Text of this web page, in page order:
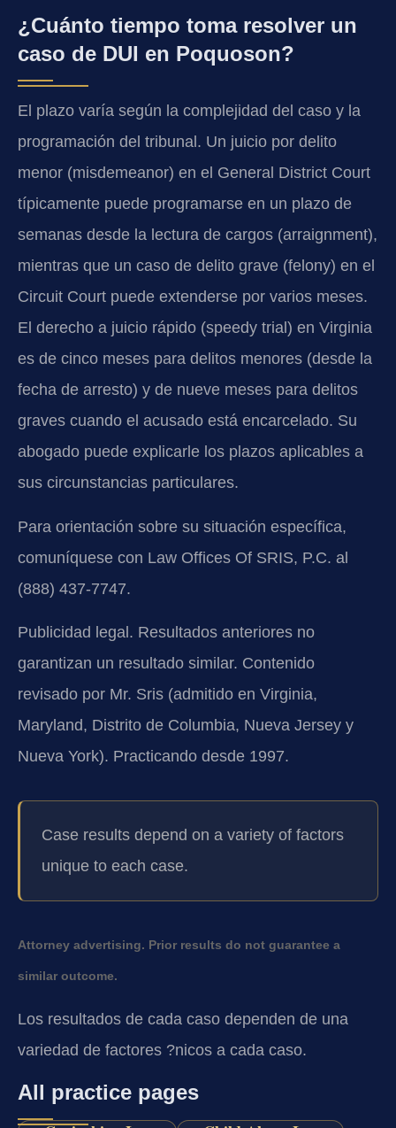
¿Cuánto tiempo toma resolver un
caso de DUI en Poquoson?
El plazo varía según la complejidad del caso y la
programación del tribunal. Un juicio por delito
menor (misdemeanor) en el General District Court
típicamente puede programarse en un plazo de
semanas desde la lectura de cargos (arraignment),
mientras que un caso de delito grave (felony) en el
Circuit Court puede extenderse por varios meses.
El derecho a juicio rápido (speedy trial) en Virginia
es de cinco meses para delitos menores (desde la
fecha de arresto) y de nueve meses para delitos
graves cuando el acusado está encarcelado. Su
abogado puede explicarle los plazos aplicables a
sus circunstancias particulares.
Para orientación sobre su situación específica,
comuníquese con Law Offices Of SRIS, P.C. al
(888) 437-7747.
Publicidad legal. Resultados anteriores no
garantizan un resultado similar. Contenido
revisado por Mr. Sris (admitido en Virginia,
Maryland, Distrito de Columbia, Nueva Jersey y
Nueva York). Practicando desde 1997.
Case results depend on a variety of factors
unique to each case.
Attorney advertising. Prior results do not guarantee a
similar outcome.
Los resultados de cada caso dependen de una
variedad de factores ?nicos a cada caso.
All practice pages